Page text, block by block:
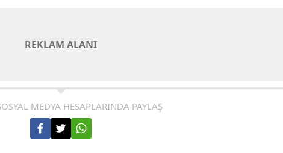
REKLAM ALANI
MEDYA HESAPLARINDA PAYLAŞ